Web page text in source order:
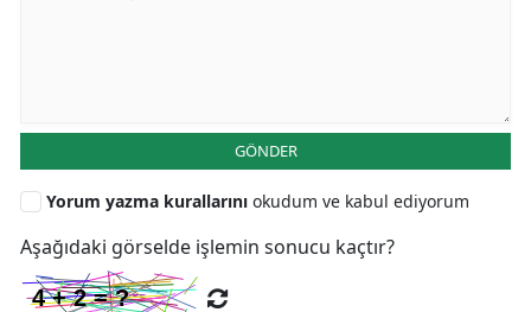
GÖNDER
Yorum yazma kurallarını okudum ve kabul ediyorum
Aşağıdaki görselde işlemin sonucu kaçtır?